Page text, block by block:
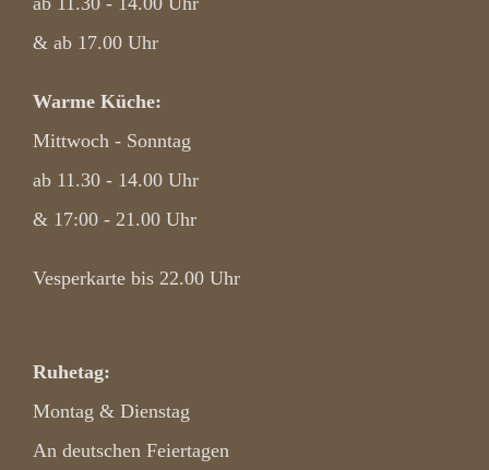
& ab 17.00 Uhr
Warme Küche:
Mittwoch - Sonntag
ab 11.30 - 14.00 Uhr
& 17:00 - 21.00 Uhr
Vesperkarte bis 22.00 Uhr
Ruhetag:
Montag & Dienstag
An deutschen Feiertagen